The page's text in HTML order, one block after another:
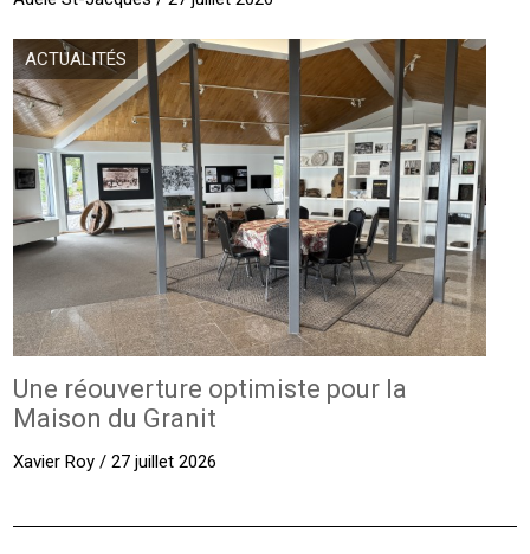
ACTUALITÉS
Une réouverture optimiste pour la
Maison du Granit
Xavier Roy / 27 juillet 2026